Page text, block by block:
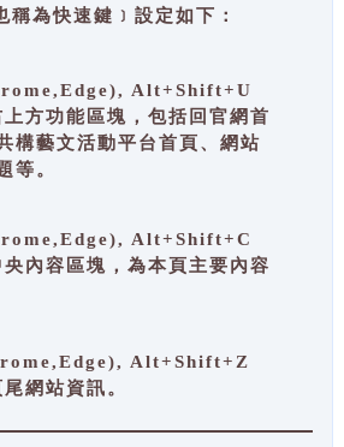
稱為快速鍵﹞設定如下：
Alt+Shift+U
方功能區塊，包括回官網首
構藝文活動平台首頁、網站
等。
Alt+Shift+C
內容區塊，為本頁主要內容
Alt+Shift+Z
網站資訊。